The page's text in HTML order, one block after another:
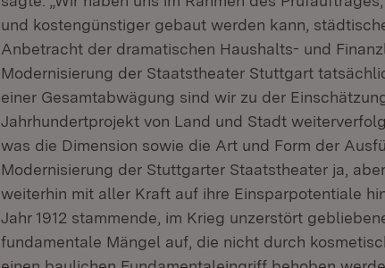
und kostengünstiger gebaut werden kann,
Anbetracht der dramatischen Haushalts- und
Modernisierung der Staatstheater Stuttgart
einer Gesamtabwägung sind wir zu der
Jahrhundertprojekt von Land und Stadt
was die Dimension sowie die Art und Form der
Modernisierung der Stuttgarter Staatstheater ja,
weiterhin mit aller Kraft auf ihre Einsparpotentiale
Jahr 1912 stammende, im Krieg unzerstört
fundamentale Mängel auf, die nicht durch